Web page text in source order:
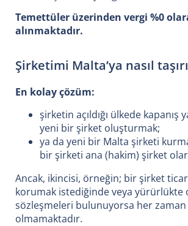
Temettüler üzerinden vergi %0
alınmaktadır.
Şirketimi Malta’ya nasıl
En kolay çözüm:
şirketin açıldığı ülkede kapanış
yeni bir şirket oluşturmak;
ya da yeni bir Malta şirketi
bir şirketi ana (hakim) şirket
Ancak, ikincisi, örneğin; bir şirket
korumak istediğinde veya yürürlükte
sözleşmeleri bulunuyorsa her
olmamaktadır.